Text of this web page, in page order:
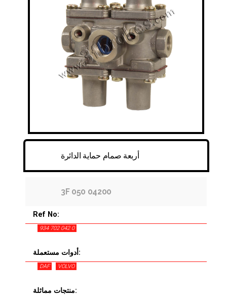
FITTINGS & HOSES
DISC - DRUM - HUB - WHEEL NUT
أربعة صمام حماية الدائرة
3F 050 04200
Ref No:
934 702 042 0
أدوات مستعملة:
DAF VOLVO
منتجات مماثلة: